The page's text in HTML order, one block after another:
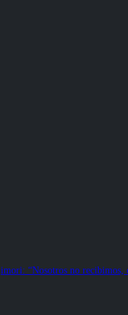
“Nosotros no recibimos,